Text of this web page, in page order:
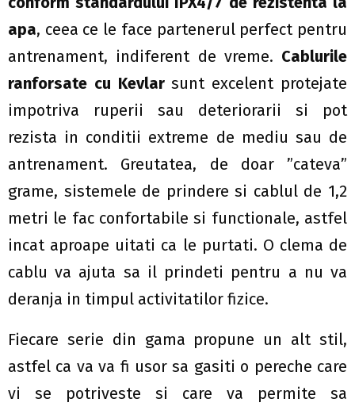
apa, ceea ce le face partenerul perfect pentru
antrenament, indiferent de vreme. Cablurile
ranforsate cu Kevlarsunt excelent protejate
impotriva ruperii sau deteriorarii si pot
rezista in conditii extreme de mediu sau de
antrenament. Greutatea, de doar ”cateva”
grame, sistemele de prindere si cablul de 1,2
metri le fac confortabile si functionale, astfel
incat aproape uitati ca le purtati. O clema de
cablu va ajuta sa il prindeti pentru a nu va
deranja in timpul activitatilor fizice.
Fiecare serie din gama propune un alt stil,
astfel ca va va fi usor sa gasiti o pereche care
vi se potriveste si care va permite sa